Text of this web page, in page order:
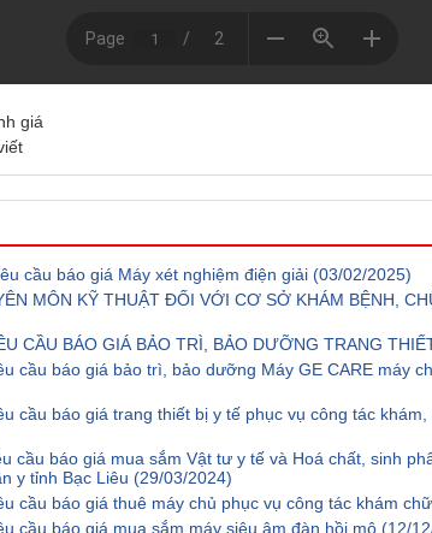
giá
cầu báo giá Máy xét nghiệm điện giải (03/02/2025)
MÔN KỸ THUẬT ĐỐI VỚI CƠ SỞ KHÁM BỆNH,
CẦU BÁO GIÁ BẢO TRÌ, BẢO DƯỠNG TRANG
cầu báo giá bảo trì, bảo dưỡng Máy GE CARE máy
cầu báo giá trang thiết bị y tế phục vụ công tác
cầu báo giá mua sắm Vật tư y tế và Hoá chất, sinh
y tỉnh Bạc Liêu (29/03/2024)
cầu báo giá thuê máy chủ phục vụ công tác khám
cầu báo giá mua sắm máy siêu âm đàn hồi mô (12/